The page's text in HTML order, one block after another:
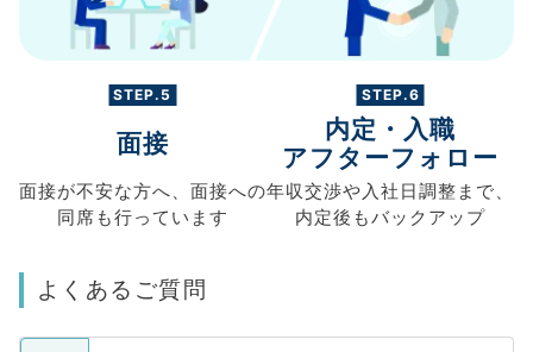
STEP.5
面接
面接が不安な方へ、 面接への
同席も行っています
STEP.6
内定・入職
アフターフォロー
年収交渉や入社日調整まで、
内定後もバックアップ
よくあるご質問